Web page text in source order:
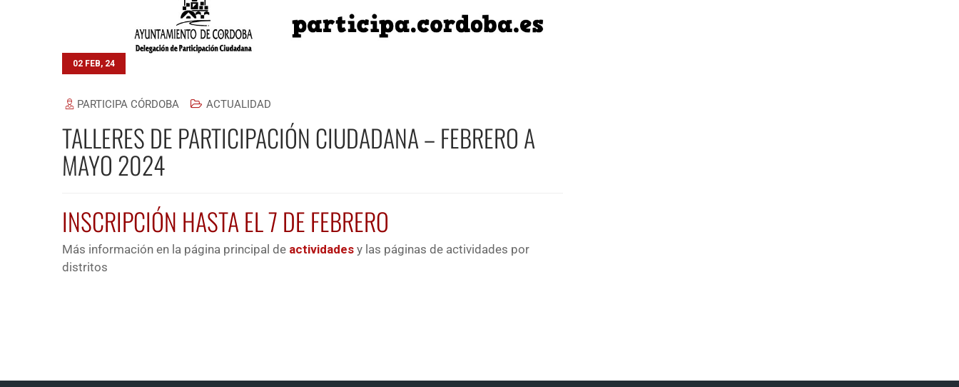
02 FEB, 24
PARTICIPA CÓRDOBA ACTUALIDAD
TALLERES DE PARTICIPACIÓN CIUDADANA – FEBRERO A
MAYO 2024
INSCRIPCIÓN HASTA EL 7 DE FEBRERO
Más información en la página principal de actividades y las páginas de actividades por
distritos